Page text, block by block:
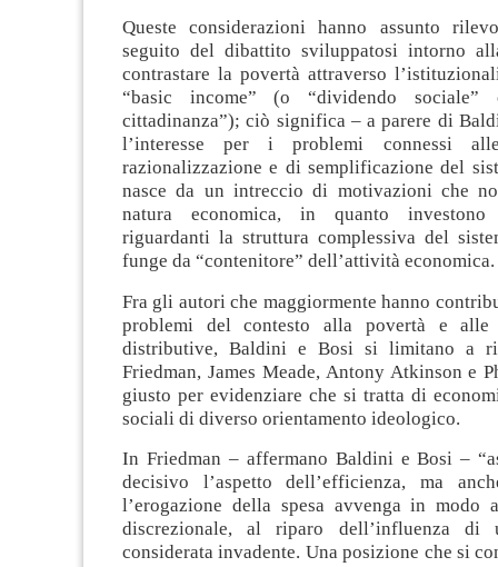
Queste considerazioni hanno assunto
seguito del dibattito sviluppatosi intorno
contrastare la povertà attraverso
“basic income” (o “dividendo
cittadinanza”); ciò significa – a parere di
l’interesse per i problemi connessi
razionalizzazione e di semplificazione del
nasce da un intreccio di motivazioni che
natura economica, in quanto investono
riguardanti la struttura complessiva del
funge da “contenitore” dell’attività economica.
Fra gli autori che maggiormente hanno
problemi del contesto alla povertà e alle
distributive, Baldini e Bosi si limitano a
Friedman, James Meade, Antony Atkinson e
giusto per evidenziare che si tratta di
sociali di diverso orientamento ideologico.
In Friedman – affermano Baldini e Bosi –
decisivo l’aspetto dell’efficienza, ma
l’erogazione della spesa avvenga in modo
discrezionale, al riparo dell’influenza di
considerata invadente. Una posizione che si